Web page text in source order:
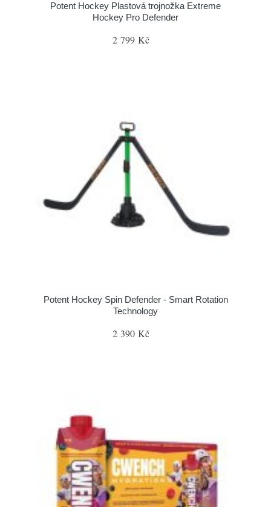
Potent Hockey Plastová trojnožka Extreme
Hockey Pro Defender
2 799 Kč
Potent Hockey Spin Defender - Smart Rotation
Technology
2 390 Kč